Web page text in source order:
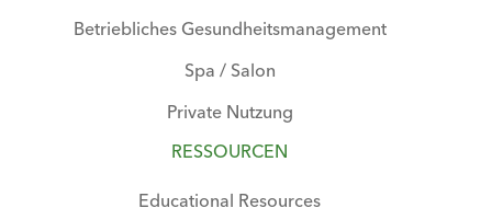
Betriebliches Gesundheitsmanagement
Spa / Salon
Private Nutzung
RESSOURCEN
Educational Resources